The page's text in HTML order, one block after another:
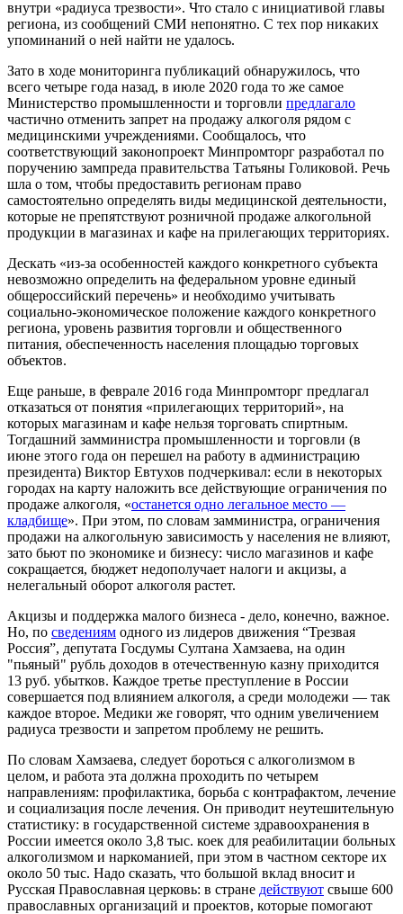
внутри «радиуса трезвости». Что стало с инициативой главы
региона, из сообщений СМИ непонятно. С тех пор никаких
упоминаний о ней найти не удалось.
Зато в ходе мониторинга публикаций обнаружилось, что
всего четыре года назад, в июле 2020 года то же самое
Министерство промышленности и торговли предлагало
частично отменить запрет на продажу алкоголя рядом с
медицинскими учреждениями. Сообщалось, что
соответствующий законопроект Минпромторг разработал по
поручению зампреда правительства Татьяны Голиковой. Речь
шла о том, чтобы предоставить регионам право
самостоятельно определять виды медицинской деятельности,
которые не препятствуют розничной продаже алкогольной
продукции в магазинах и кафе на прилегающих территориях.
Дескать «из-за особенностей каждого конкретного субъекта
невозможно определить на федеральном уровне единый
общероссийский перечень» и необходимо учитывать
социально-экономическое положение каждого конкретного
региона, уровень развития торговли и общественного
питания, обеспеченность населения площадью торговых
объектов.
Еще раньше, в феврале 2016 года Минпромторг предлагал
отказаться от понятия «прилегающих территорий», на
которых магазинам и кафе нельзя торговать спиртным.
Тогдашний замминистра промышленности и торговли (в
июне этого года он перешел на работу в администрацию
президента) Виктор Евтухов подчеркивал: если в некоторых
городах на карту наложить все действующие ограничения по
продаже алкоголя, «останется одно легальное место —
кладбище». При этом, по словам замминистра, ограничения
продажи на алкогольную зависимость у населения не влияют,
зато бьют по экономике и бизнесу: число магазинов и кафе
сокращается, бюджет недополучает налоги и акцизы, а
нелегальный оборот алкоголя растет.
Акцизы и поддержка малого бизнеса - дело, конечно, важное.
Но, по сведениям одного из лидеров движения “Трезвая
Россия”, депутата Госдумы Султана Хамзаева, на один
"пьяный" рубль доходов в отечественную казну приходится
13 руб. убытков. Каждое третье преступление в России
совершается под влиянием алкоголя, а среди молодежи — так
каждое второе. Медики же говорят, что одним увеличением
радиуса трезвости и запретом проблему не решить.
По словам Хамзаева, следует бороться с алкоголизмом в
целом, и работа эта должна проходить по четырем
направлениям: профилактика, борьба с контрафактом, лечение
и социализация после лечения. Он приводит неутешительную
статистику: в государственной системе здравоохранения в
России имеется около 3,8 тыс. коек для реабилитации больных
алкоголизмом и наркоманией, при этом в частном секторе их
около 50 тыс. Надо сказать, что большой вклад вносит и
Русская Православная церковь: в стране действуют свыше 600
православных организаций и проектов, которые помогают